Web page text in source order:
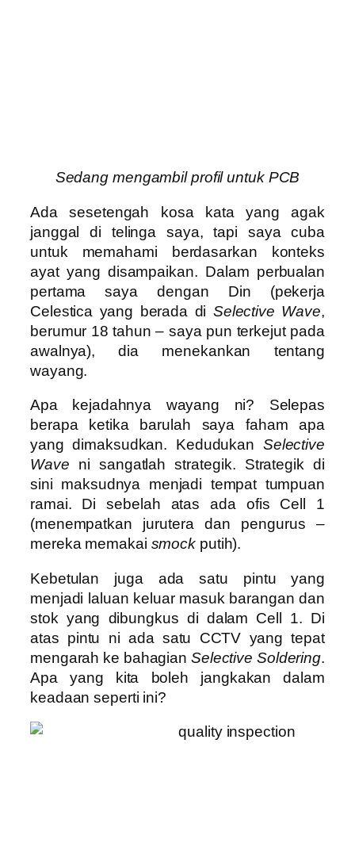
Sedang mengambil profil untuk PCB
Ada sesetengah kosa kata yang agak
janggal di telinga saya, tapi saya cuba
untuk memahami berdasarkan konteks
ayat yang disampaikan. Dalam perbualan
pertama saya dengan Din (pekerja
Celestica yang berada di Selective Wave,
berumur 18 tahun – saya pun terkejut pada
awalnya), dia menekankan tentang
wayang.
Apa kejadahnya wayang ni? Selepas
berapa ketika barulah saya faham apa
yang dimaksudkan. Kedudukan Selective
Wave ni sangatlah strategik. Strategik di
sini maksudnya menjadi tempat tumpuan
ramai. Di sebelah atas ada ofis Cell 1
(menempatkan jurutera dan pengurus –
mereka memakai smock putih).
Kebetulan juga ada satu pintu yang
menjadi laluan keluar masuk barangan dan
stok yang dibungkus di dalam Cell 1. Di
atas pintu ni ada satu CCTV yang tepat
mengarah ke bahagian Selective Soldering.
Apa yang kita boleh jangkakan dalam
keadaan seperti ini?